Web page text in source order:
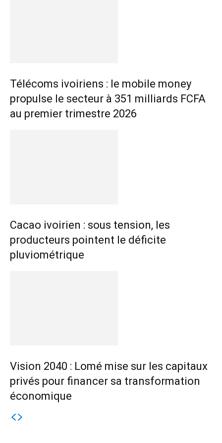
Télécoms ivoiriens : le mobile money
propulse le secteur à 351 milliards FCFA
au premier trimestre 2026
Cacao ivoirien : sous tension, les
producteurs pointent le déficite
pluviométrique
Vision 2040 : Lomé mise sur les capitaux
privés pour financer sa transformation
économique